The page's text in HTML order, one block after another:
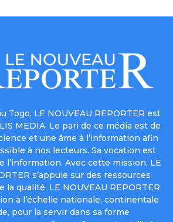
Togo, LE NOUVEAU REPORTER est
MEDIA. Le pari de ce média est de
et une âme à l’information afin
à nos lecteurs. Sa vocation est
l’information. Avec cette mission, LE
s’appuie sur des ressources
la qualité, LE NOUVEAU REPORTER
à l’échelle nationale, continentale
pour la servir dans sa forme